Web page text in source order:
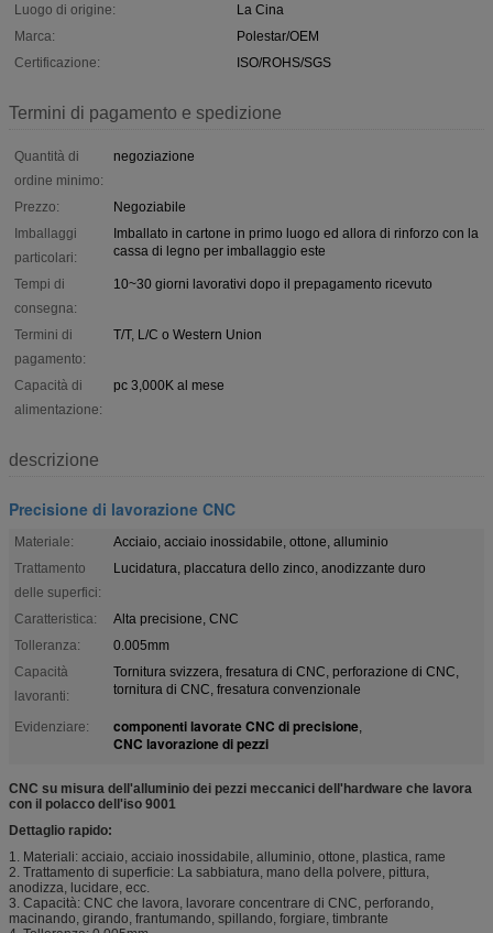
Luogo di origine:
La Cina
Marca:
Polestar/OEM
Certificazione:
ISO/ROHS/SGS
Termini di pagamento e spedizione
Quantità di
ordine minimo:
negoziazione
Prezzo:
Negoziabile
Imballaggi
particolari:
Imballato in cartone in primo luogo ed allora di rinforzo con la
cassa di legno per imballaggio este
Tempi di
consegna:
10~30 giorni lavorativi dopo il prepagamento ricevuto
Termini di
pagamento:
T/T, L/C o Western Union
Capacità di
alimentazione:
pc 3,000K al mese
descrizione
Precisione di lavorazione CNC
Materiale:
Acciaio, acciaio inossidabile, ottone, alluminio
Trattamento
delle superfici:
Lucidatura, placcatura dello zinco, anodizzante duro
Caratteristica:
Alta precisione, CNC
Tolleranza:
0.005mm
Capacità
lavoranti:
Tornitura svizzera, fresatura di CNC, perforazione di CNC,
tornitura di CNC, fresatura convenzionale
Evidenziare: componenti lavorate CNC di precisione,
CNC lavorazione di pezzi
CNC su misura dell'alluminio dei pezzi meccanici dell'hardware che lavora
con il polacco dell'iso 9001
Dettaglio rapido:
1. Materiali: acciaio, acciaio inossidabile, alluminio, ottone, plastica, rame
2. Trattamento di superficie: La sabbiatura, mano della polvere, pittura,
anodizza, lucidare, ecc.
3. Capacità: CNC che lavora, lavorare concentrare di CNC, perforando,
macinando, girando, frantumando, spillando, forgiare, timbrante